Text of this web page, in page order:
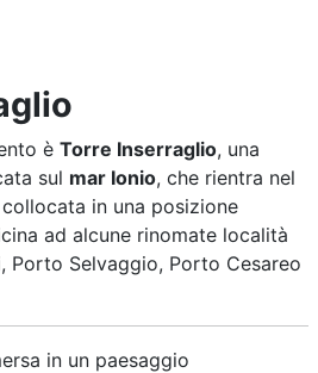
è Torre Inserraglio, una
sul mar Ionio, che rientra nel
in una posizione
ad alcune rinomate località
Porto Selvaggio, Porto Cesareo
in un paesaggio